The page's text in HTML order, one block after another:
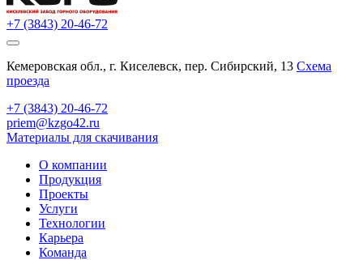
+7 (3843) 20-46-72
Кемеровская обл., г. Киселевск, пер. Сибирский, 13 Схема
проезда
+7 (3843) 20-46-72
priem@kzgo42.ru
Материалы для скачивания
О компании
Продукция
Проекты
Услуги
Технологии
Карьера
Команда